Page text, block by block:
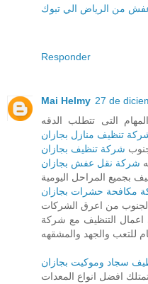
من الرياض الي تبوك
Responder
Mai Helmy 27 de
التى تتطلب الدقه
تنظيف منازل بجازان
شركة تنظيف بجازان
شركة نقل عفش بجازان
بجميع المراحل اليومية
مكافحة حشرات بجازان
من اعرق الشركات
التنظيف مع شركة
للتعب والجهد والمشقهه
سجاد وموكيت بجازان
افضل انواع المعدات